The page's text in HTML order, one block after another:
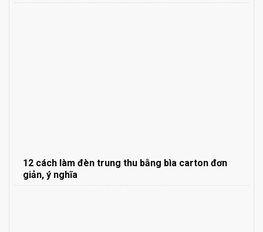
12 cách làm đèn trung thu bằng bìa carton đơn
giản, ý nghĩa